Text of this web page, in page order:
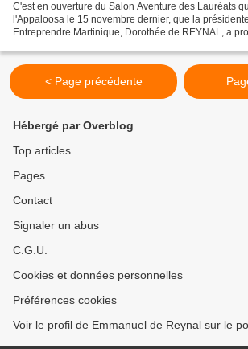
C'est en ouverture du Salon Aventure des Lauréats
l'Appaloosa le 15 novembre dernier, que la
Entreprendre Martinique, Dorothée de REYNAL, a
< Page précédente
Hébergé par Overblog
Top articles
Pages
Contact
Signaler un abus
C.G.U.
Cookies et données personnelles
Préférences cookies
Voir le profil de Emmanuel de Reynal sur le